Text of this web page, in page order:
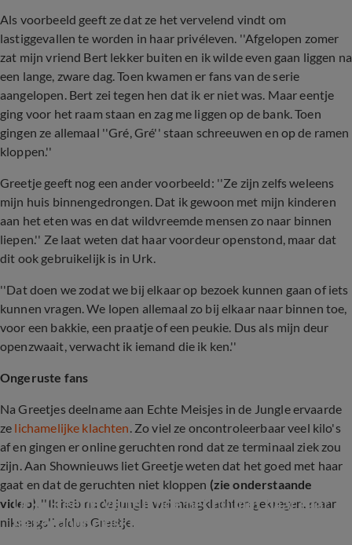
Als voorbeeld geeft ze dat ze het vervelend vindt om
lastiggevallen te worden in haar privéleven. ''Afgelopen zomer
zat mijn vriend Bert lekker buiten en ik wilde even gaan liggen na
een lange, zware dag. Toen kwamen er fans van de serie
aangelopen. Bert zei tegen hen dat ik er niet was. Maar eentje
ging voor het raam staan en zag me liggen op de bank. Toen
gingen ze allemaal ''Gré, Gré'' staan schreeuwen en op de ramen
kloppen.''
Greetje geeft nog een ander voorbeeld: ''Ze zijn zelfs weleens
mijn huis binnengedrongen. Dat ik gewoon met mijn kinderen
aan het eten was en dat wildvreemde mensen zo naar binnen
liepen.'' Ze laat weten dat haar voordeur openstond, maar dat
dit ook gebruikelijk is in Urk.
''Dat doen we zodat we bij elkaar op bezoek kunnen gaan of iets
kunnen vragen. We lopen allemaal zo bij elkaar naar binnen toe,
voor een bakkie, een praatje of een peukie. Dus als mijn deur
openzwaait, verwacht ik iemand die ik ken.''
Ongeruste fans
Na Greetjes deelname aan Echte Meisjes in de Jungle ervaarde
ze lichamelijke klachten. Zo viel ze oncontroleerbaar veel kilo's
af en gingen er online geruchten rond dat ze terminaal ziek zou
zijn. Aan Shownieuws liet Greetje weten dat het goed met haar
gaat en dat de geruchten niet kloppen (zie onderstaande
video). ''Ik heb na de jungle wel maagklachten gekregen, maar
niks ergs'', aldus Greetje.
Urk-Greetje vertelt hoe het nu met haar gaat
na gezondheidsklachten